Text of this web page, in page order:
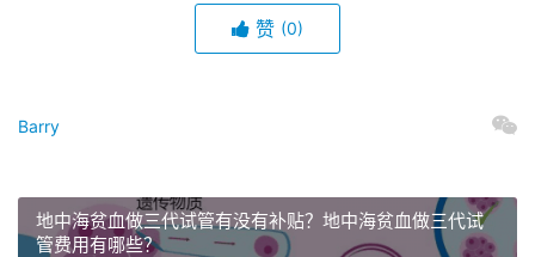
赞 (0)
Barry
地中海贫血做三代试管有没有补贴？地中海贫血做三代试
管费用有哪些？